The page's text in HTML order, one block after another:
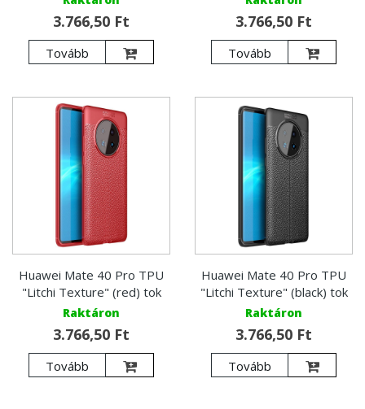
3.766,50 Ft
Tovább
3.766,50 Ft
Tovább
Huawei Mate 40 Pro TPU
"Litchi Texture" (red) tok
Raktáron
3.766,50 Ft
Tovább
Huawei Mate 40 Pro TPU
"Litchi Texture" (black) tok
Raktáron
3.766,50 Ft
Tovább